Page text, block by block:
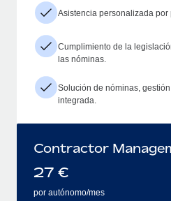
Asistencia personalizada por
Cumplimiento de la
las nóminas.
Solución de nóminas, gestión
integrada.
Contractor
27 €
por autónomo/mes